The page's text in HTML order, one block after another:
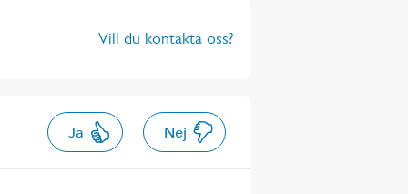
Vill du kontakta oss?
Ja Nej